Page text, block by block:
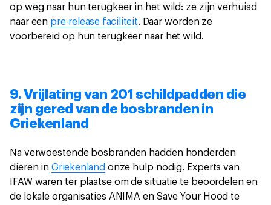
op weg naar hun terugkeer in het wild: ze zijn verhuisd
naar een pre-release faciliteit. Daar worden ze
voorbereid op hun terugkeer naar het wild.
9. Vrijlating van 201 schildpadden die
zijn gered van de bosbranden in
Griekenland
Na verwoestende bosbranden hadden honderden
dieren inGriekenland onze hulp nodig. Experts van
IFAW waren ter plaatse om de situatie te beoordelen en
de lokale organisaties ANIMA en Save Your Hood te